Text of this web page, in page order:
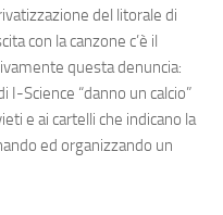
del litorale di
con la canzone c’è il
questa denuncia:
Science “danno un calcio”
e ai cartelli che indicano la
ed organizzando un